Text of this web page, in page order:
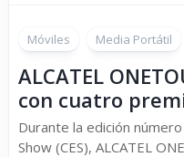
Móviles Media Portátil
ALCATEL
con cuatro
Durante la edición
Show (CES), ALCATEL